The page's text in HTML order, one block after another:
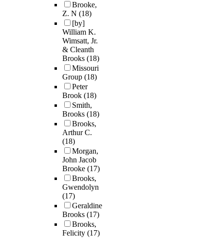
Brooke,
Z. N (18)
[by]
William K.
Wimsatt, Jr.
& Cleanth
Brooks (18)
Missouri
Group (18)
Peter
Brook (18)
Smith,
Brooks (18)
Brooks,
Arthur C.
(18)
Morgan,
John Jacob
Brooke (17)
Brooks,
Gwendolyn
(17)
Geraldine
Brooks (17)
Brooks,
Felicity (17)